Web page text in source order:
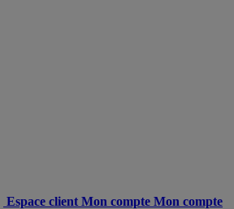
Espace client Mon compte Mon compte